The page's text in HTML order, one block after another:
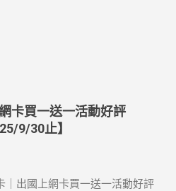
卡買一送一活動好評
9/30止】
｜出國上網卡買一送一活動好評